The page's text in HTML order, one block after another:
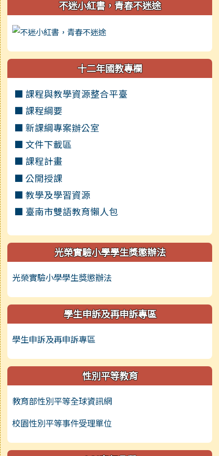
不迷小紅書，青春不迷途
十二年國教專欄
■ 課程與教學資源整合平臺
■ 課程綱要
■ 新課綱專案辦公室
■ 文件下載區
■ 課程計畫
■ 公開授課
■ 教學及學習資源
■ 臺南市雙語教育懶人包
光榮實驗小學學生獎懲辦法
光榮實驗小學學生獎懲辦法
學生申訴及再申訴專區
學生申訴及再申訴專區
性別平等教育
教育部性別平等全球資訊網
校園性別平等事件受理單位